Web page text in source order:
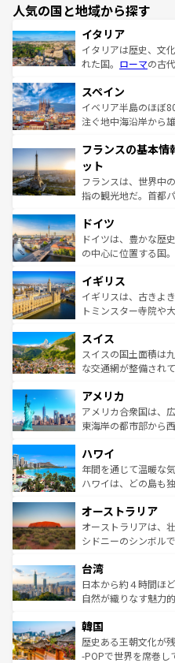
人気の国と地域から探す
イタリア
イタリアは歴史、文
れた国。 ローマの古
ろん、トスカーナの
景など、自然景観も
ピザやパスタなど、
ませてくれるイタリ
なお、新着のイタリア
しい。
スペイン
イベリア半島のほぼ
注ぐ地中海沿岸から
文化が根付くこの国
れる闘牛、そして美
る。首都マドリード
アートに溢れた街角
せる。地方によって
ンテンツ一覧を参照
フランスの基本情
ット
フランスは、世界中
指の観光地だ。首都
で、幅広い魅力が詰
聖堂、美しいビーチ
から魅了する。また
いる。シャンパンの
香り高いラベンダー
らに、パリ以外の地
れる地方に足を運ぶ
きるだろう
を参照してほしい。
ドイツ
ドイツは、豊かな歴
の中心に位置する国
顔を持つこの国は、
ルリンの文化的活気
してライン川沿いの
は、お酒好きな人にはぜひ
ドイツ情報はコンテ
イギリス
イギリスは、古きよ
トミンスター寺院や
リアごとに異なる魅
ティー、ビール好き
戦など、本場だから
ンツ一覧を参照してほ
スイス
スイスの国土面積は
な交通網が整備され
の建物がそのまま残
博物館もあり、アル
ことができる。国民
ば市内交通費無料で観光
着のスイス情報はコ
アメリカ
アメリカ合衆国は、
東海岸の都市部から
のような巨大都市は
ンメントが詰まった
西部には大自然が広
部のニューオーリン
文化が魅力。旅行者
しみながら、その多
ならではの贅沢な旅のスタイルだ。
情報はコンテンツ一覧
ハワイ
年間を通じて温暖な
ハワイは、どの島も
ワイ島は見逃せない
島だが、静かな自然
おすすめ。エメラル
れるおもてなしの心
人々、おいしいロー
ク、伝統的なフラダ
ワイを、存分に味わってほしい。 なお
はコンテンツ一覧を
オーストラリア
オーストラリアは、
シドニーのシンボル
リアリーフや大陸中
ク）、タスマニアの
ど、見どころがたく
いる。アクティビテ
ビング、ハイキング
い。オーストラリア
台湾
日本から約４時間ほ
自然が織りなす魅力
ン）、静ひつな山岳
と山間の静けさが共
驚きをもたらしてく
韓国
歴史ある王朝文化が
-POPで世界を席巻し